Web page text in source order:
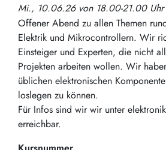
Mi., 10.06.26 von 18.00-21.00 Uhr
Offener Abend zu allen Themen
Elektrik und Mikrocontrollern. Wir
Einsteiger und Experten, die nicht
Projekten arbeiten wollen. Wir
üblichen elektronischen
loslegen zu können.
Für Infos sind wir wir unter
erreichbar.